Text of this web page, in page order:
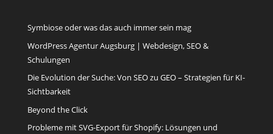
Symbiose oder was das auch immer sein mag
WordPress Agentur Augsburg | Webdesign, SEO &
Schulungen
Die Evolution der Suche: Von SEO zu GEO – Strategien für KI-
Sichtbarkeit
Beyond the Click
Probleme mit SVG-Export für Shopify: Lösungen und